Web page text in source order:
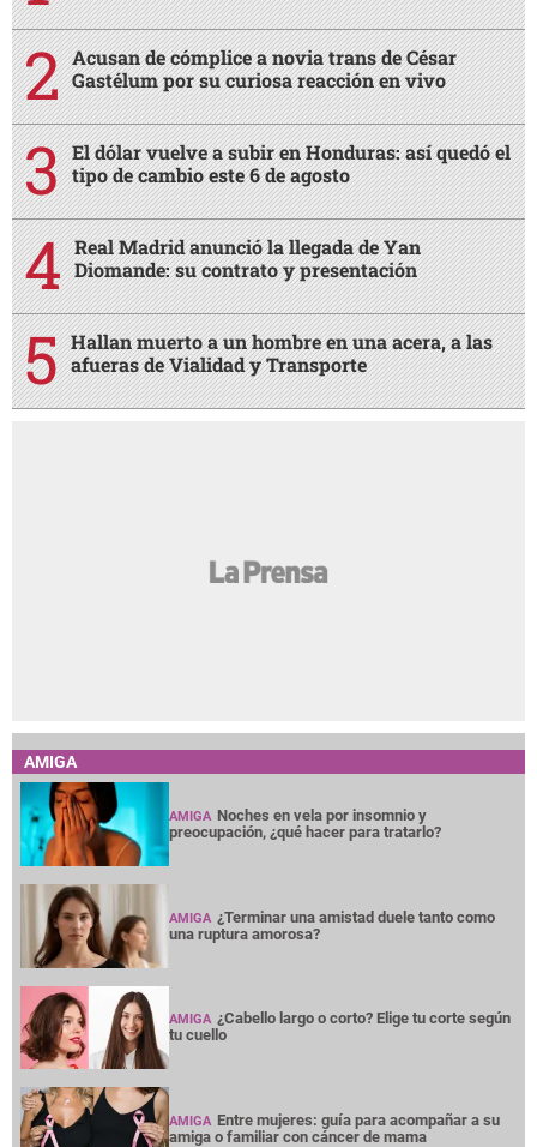
Acusan de cómplice a novia trans de César
Gastélum por su curiosa reacción en vivo
El dólar vuelve a subir en Honduras: así quedó el
tipo de cambio este 6 de agosto
Real Madrid anunció la llegada de Yan
Diomande: su contrato y presentación
Hallan muerto a un hombre en una acera, a las
afueras de Vialidad y Transporte
AMIGA
AMIGA Noches en vela por insomnio y
preocupación, ¿qué hacer para tratarlo?
AMIGA ¿Terminar una amistad duele tanto como
una ruptura amorosa?
AMIGA ¿Cabello largo o corto? Elige tu corte según
tu cuello
AMIGA Entre mujeres: guía para acompañar a su
amiga o familiar con cáncer de mama